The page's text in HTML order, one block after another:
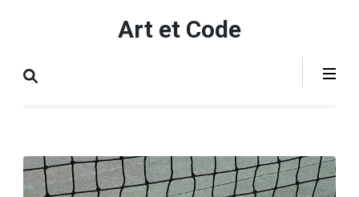
(Pressez
Art et Code